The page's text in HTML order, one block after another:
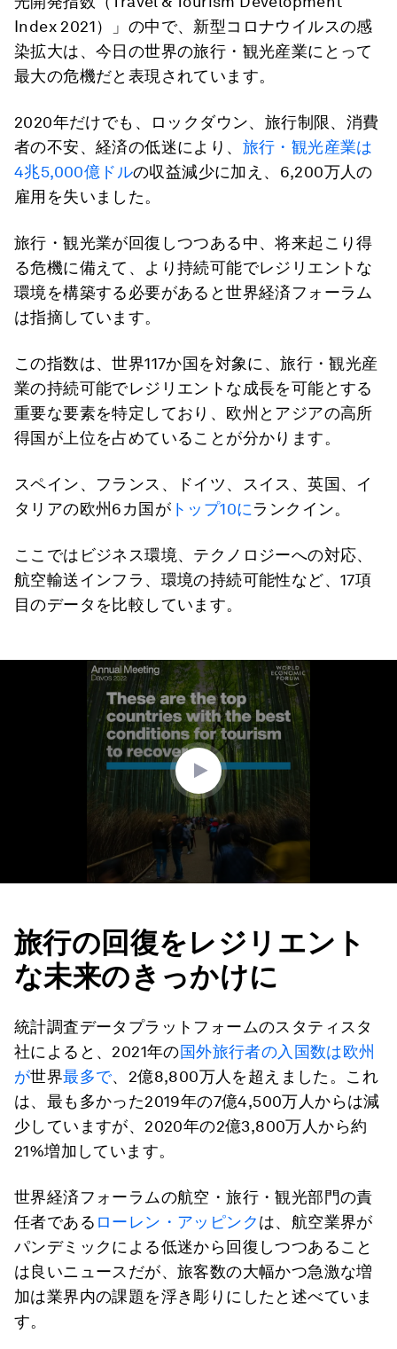
Index 2021）」の中で、新型コロナウイルスの感
染拡大は、今日の世界の旅行・観光産業にとって
最大の危機だと表現されています。
2020年だけでも、ロックダウン、旅行制限、消費
者の不安、経済の低迷により、 旅行・観光産業は
4兆5,000億ドルの収益減少に加え、6,200万人の
雇用を失いました。
旅行・観光業が回復しつつある中、将来起こり得
る危機に備えて、より持続可能でレジリエントな
環境を構築する必要があると世界経済フォーラム
は指摘しています。
この指数は、世界117か国を対象に、旅行・観光産
業の持続可能でレジリエントな成長を可能とする
重要な要素を特定しており、欧州とアジアの高所
得国が上位を占めていることが分かります。
スペイン、フランス、ドイツ、スイス、英国、イ
タリアの欧州6カ国が トップ10にランクイン。
ここではビジネス環境、テクノロジーへの対応、
航空輸送インフラ、環境の持続可能性など、17項
目のデータを比較しています。
旅行の回復をレジリエント
な未来のきっかけに
統計調査データプラットフォームのスタティスタ
社によると、2021年の国外旅行者の入国数は欧州
が世界最多で、2億8,800万人を超えました。これ
は、最も多かった2019年の7億4,500万人からは減
少していますが、2020年の2億3,800万人から約
21%増加しています。
世界経済フォーラムの航空・旅行・観光部門の責
任者である ローレン・アッピンクは、航空業界が
パンデミックによる低迷から回復しつつあること
は良いニュースだが、旅客数の大幅かつ急激な増
加は業界内の課題を浮き彫りにしたと述べていま
す。